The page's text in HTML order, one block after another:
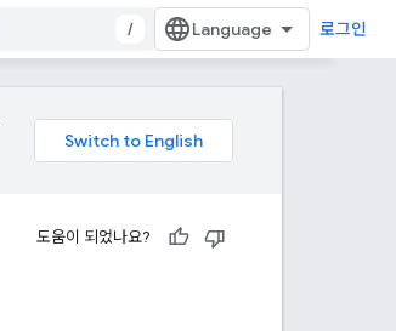
/ 로그인
도움이 되었나요?